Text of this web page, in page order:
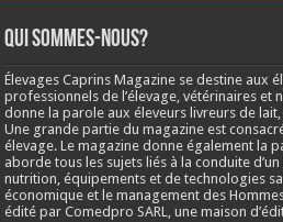
Qui sommes-nous?
Élevages Caprins Magazine se destine aux
professionnels de l’élevage, vétérinaires et
donne la parole aux éleveurs livreurs de
Une grande partie du magazine est
élevage. Le magazine donne également la
aborde tous les sujets liés à la conduite
nutrition, équipements et de technologies
économique et le management des
édité par Comedpro SARL, une maison